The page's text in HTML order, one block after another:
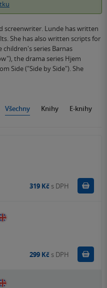
screenwriter. Lunde has written
She has also written scripts for
series Barnas
the drama series Hjem
Side ("Side by Side"). She
Všechny Knihy E-knihy
319 Kč s DPH
299 Kč s DPH